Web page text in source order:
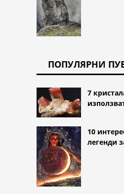
ПОПУЛЯРНИ
7
10
легенди